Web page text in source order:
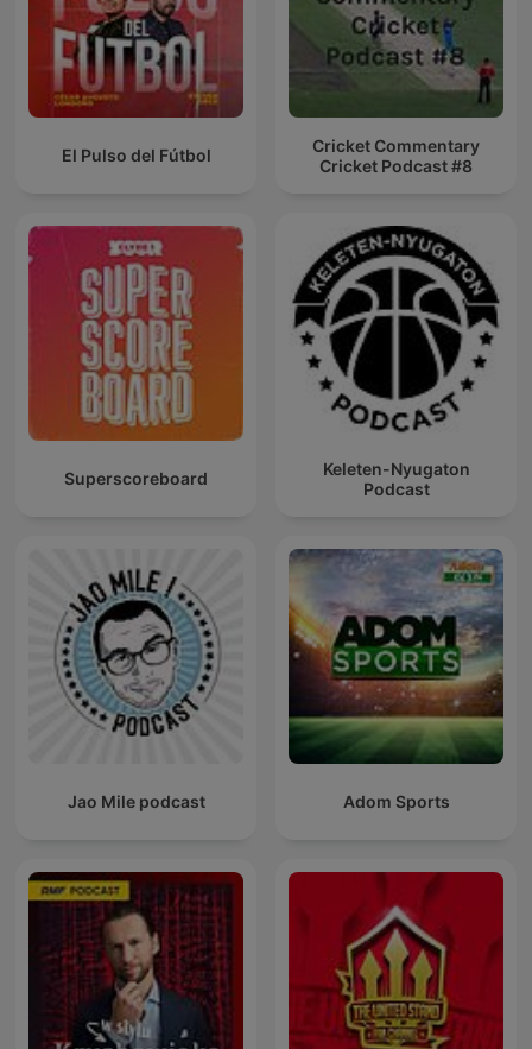
El Pulso del Fútbol
Cricket Commentary
Cricket Podcast #8
Superscoreboard
Keleten-Nyugaton
Podcast
Jao Mile podcast Adom Sports